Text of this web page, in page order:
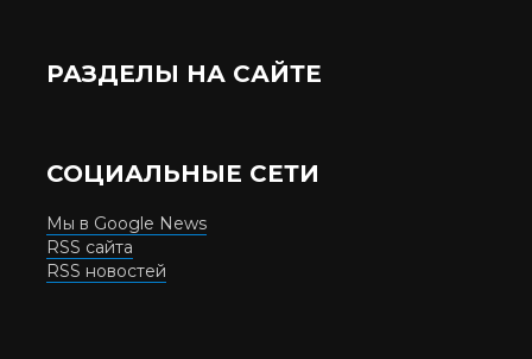
РАЗДЕЛЫ НА САЙТЕ
СОЦИАЛЬНЫЕ СЕТИ
Мы в Google News
RSS сайта
RSS новостей